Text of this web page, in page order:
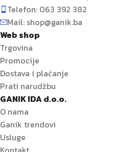
Telefon: 063 392 382
Mail: shop@ganik.ba
Web shop
Trgovina
Promocije
Dostava i plaćanje
Prati narudžbu
GANIK IDA d.o.o.
O nama
Ganik trendovi
Usluge